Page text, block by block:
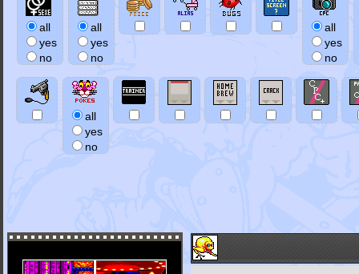
all
yes
no
all
yes
no
all
yes
no
all
yes
no